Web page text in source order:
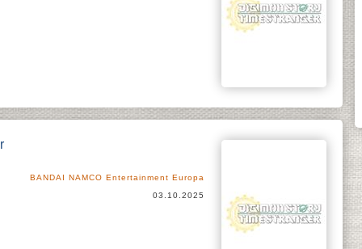
BANDAI NAMCO Entertainment Europa
03.10.2025